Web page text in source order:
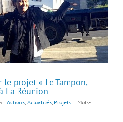
projet « Le Tampon,
La Réunion
:Actions Actualités Projets | Mots-